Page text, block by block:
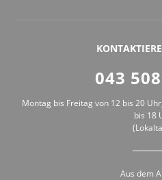
043
Montag bis Freitag von 12 bis 20
bis 18
Aus dem